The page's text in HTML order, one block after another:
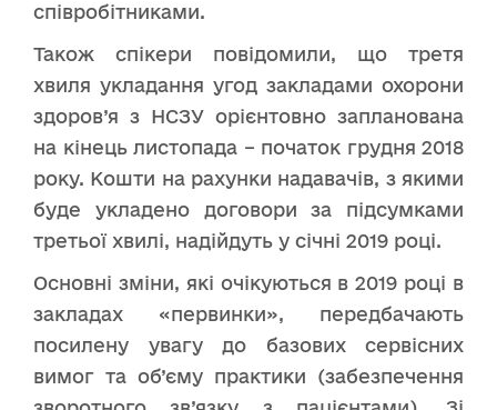
співробітниками.
Також спікери повідомили, що третя
хвиля укладання угод закладами охорони
здоров’я з НСЗУ орієнтовно запланована
на кінець листопада – початок грудня 2018
року. Кошти на рахунки надавачів, з якими
буде укладено договори за підсумками
третьої хвилі, надійдуть у січні 2019 році.
Основні зміни, які очікуються в 2019 році в
закладах «первинки», передбачають
посилену увагу до базових сервісних
вимог та об’єму практики (забезпечення